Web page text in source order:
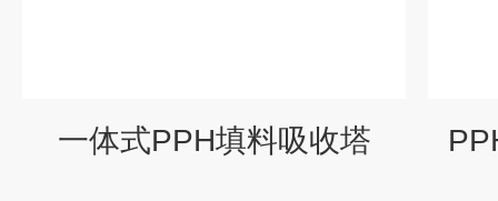
一体式PPH填料吸收塔